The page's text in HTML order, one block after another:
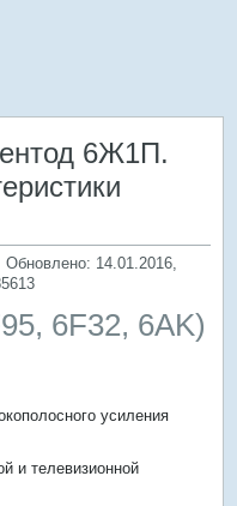
6Ж1П.
Обновлено: 14.01.2016,
6F32, 6AK)
усиления
и телевизионной